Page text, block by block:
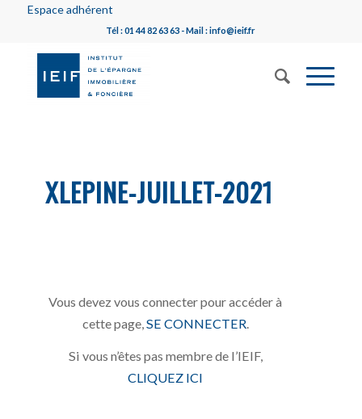
Espace adhérent
Tél : 01 44 82 63 63 - Mail : info@ieif.fr
XLEPINE-JUILLET-2021
Vous devez vous connecter pour accéder à
cette page, SE CONNECTER
Si vous n’êtes pas membre de l’IEIF,
CLIQUEZ ICI